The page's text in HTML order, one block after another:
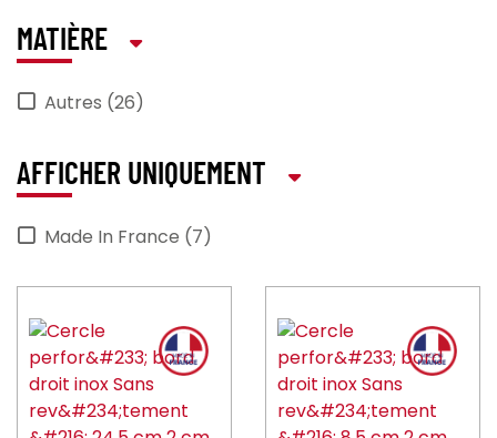
MATIÈRE
Autres (26)
AFFICHER UNIQUEMENT
Made In France (7)